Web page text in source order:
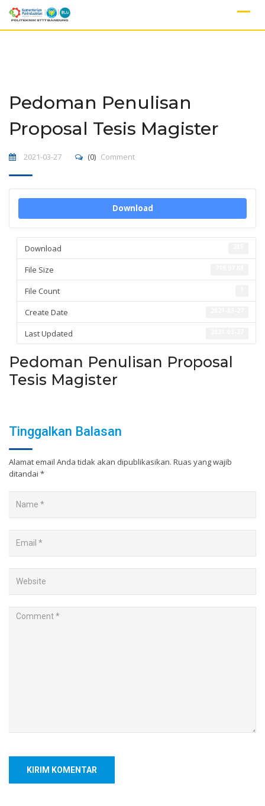
Skip
content
Pedoman Penulisan
Proposal Tesis Magister
2021-03-27 (0) Comment
Download
Download
File Size
File Count
Create Date
Last Updated
Pedoman Penulisan Proposal
Tesis Magister
Tinggalkan Balasan
Alamat email Anda tidak akan dipublikasikan. Ruas yang wajib
ditandai *